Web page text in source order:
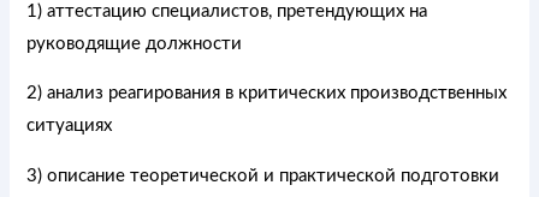
1) аттестацию специалистов, претендующих на
руководящие должности
2) анализ реагирования в критических производственных
ситуациях
3) описание теоретической и практической подготовки